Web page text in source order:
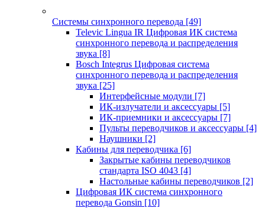
Системы синхронного перевода [49]
Televic Lingua IR Цифровая ИК система
синхронного перевода и распределения
звука [8]
Bosch Integrus Цифровая система
синхронного перевода и распределения
звука [25]
Интерфейсные модули [7]
ИК-излучатели и аксессуары [5]
ИК-приемники и аксессуары [7]
Пульты переводчиков и аксессуары [4]
Наушники [2]
Кабины для переводчика [6]
Закрытые кабины переводчиков
стандарта ISO 4043 [4]
Настольные кабины переводчиков [2]
Цифровая ИК система синхронного
перевода Gonsin [10]